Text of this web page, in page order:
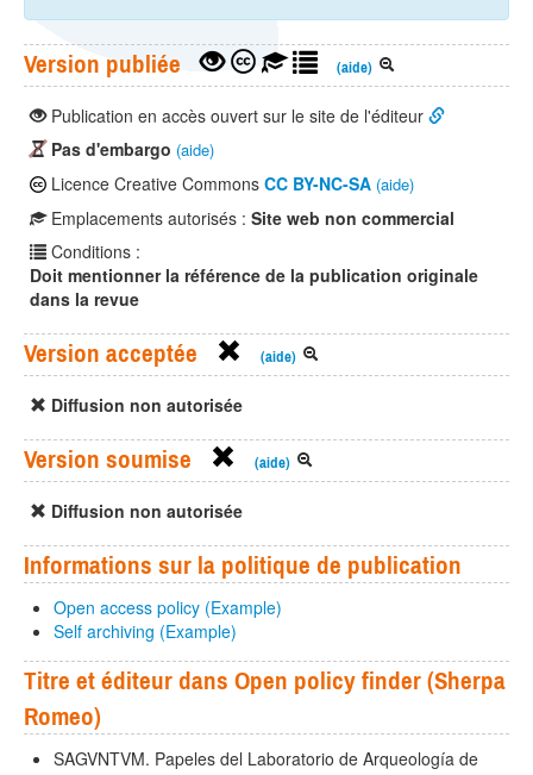
Version publiée (aide)
Publication en accès ouvert sur le site de l'éditeur
Pas d'embargo (aide)
Licence Creative Commons CC BY-NC-SA (aide)
Emplacements autorisés : Site web non commercial
Conditions :
Doit mentionner la référence de la publication originale
dans la revue
Version acceptée (aide)
Diffusion non autorisée
Version soumise (aide)
Diffusion non autorisée
Informations sur la politique de publication
Open access policy (Example)
Self archiving (Example)
Titre et éditeur dans Open policy finder (Sherpa
Romeo)
SAGVNTVM. Papeles del Laboratorio de Arqueología de